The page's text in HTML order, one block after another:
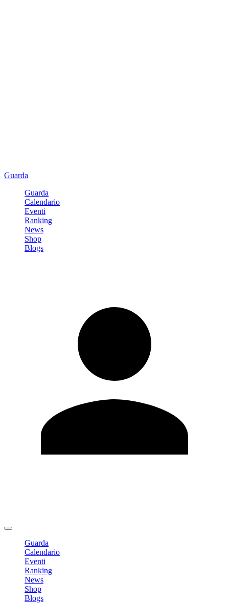
Guarda
Guarda
Calendario
Eventi
Ranking
News
Shop
Blogs
Guarda
Calendario
Eventi
Ranking
News
Shop
Blogs